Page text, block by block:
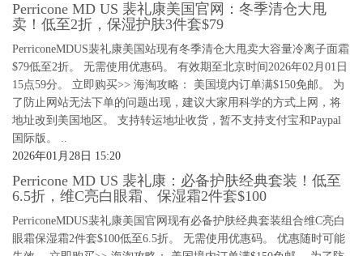
Perricone MD US 裴礼康美国官网：冬季清仓大甩
卖！低至2折，保湿护肤3件套$79
PerriconeMDUS裴礼康美国站现有冬季清仓大甩卖大容量冷离子面霜
$79低至2折。 无需使用优惠码。 有效期至北京时间2026年02月01日
15点59分。 立即购买>> 海淘攻略： 美国境内订单满$150免邮。 为
了防止网站无法下单的问题出现，建议大家用科学的方式上网，将
地址改到美国地区。 支持转运地址收货，暂不支持支付宝和Paypal
国际版。 ..
2026年01月28日 15:20
Perricone MD US 裴礼康：必备护肤经典套装！低至
6.5折，维C亮白眼霜、保湿霜2件套$100
PerriconeMDUS裴礼康美国官网现有必备护肤经典套装组合维C亮白
眼霜保湿霜2件套$100低至6.5折。 无需使用优惠码。 优惠随时可能